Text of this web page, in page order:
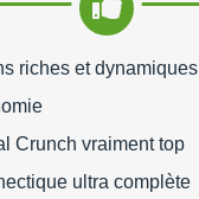
forts
riches et dynamiques
Crunch vraiment top
ultra complète